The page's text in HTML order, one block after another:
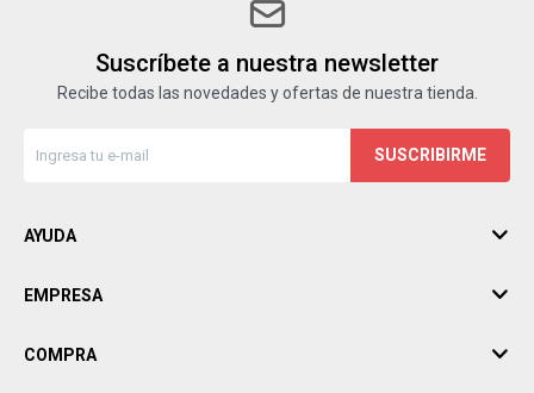
Suscríbete a nuestra newsletter
Recibe todas las novedades y ofertas de nuestra tienda.
SUSCRIBIRME
AYUDA
EMPRESA
COMPRA